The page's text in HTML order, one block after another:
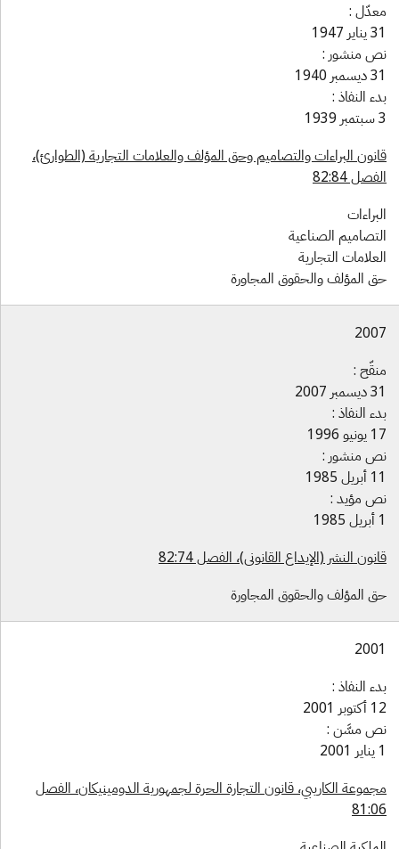
:
منشور :
النفاذ :
البراءات والتصاميم وحق المؤلف والعلامات التجارية (الطوارئ)،
82:84
الصناعية
التجارية
المؤلف والحقوق المجاورة
:
النفاذ :
منشور :
مؤيد :
النشر (الإيداع القانوني)، الفصل 82:74
المؤلف والحقوق المجاورة
النفاذ :
مسَّن :
الكاريبي، قانون التجارة الحرة لجمهورية الدومينيكان، الفصل